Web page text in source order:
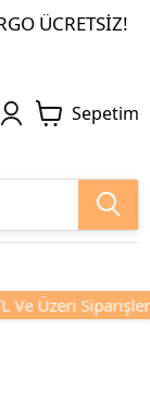
ÜCRETSIZ!
Sepetim
Ve Üzeri